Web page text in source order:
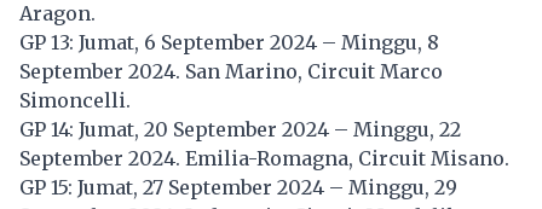
Aragon.
GP 13: Jumat, 6 September 2024 – Minggu, 8
September 2024. San Marino, Circuit Marco
Simoncelli.
GP 14: Jumat, 20 September 2024 – Minggu, 22
September 2024. Emilia-Romagna, Circuit Misano.
GP 15: Jumat, 27 September 2024 – Minggu, 29